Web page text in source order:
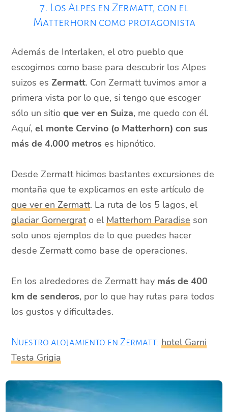
7. Los Alpes en Zermatt, con el
Matterhorn como protagonista
Además de Interlaken, el otro pueblo que
escogimos como base para descubrir los Alpes
suizos esZermatt. Con Zermatt tuvimos amor a
primera vista por lo que, si tengo que escoger
sólo un sitioque ver en Suiza, me quedo con él.
Aquí,el monte Cervino (o Matterhorn) con sus
más de 4.000 metros es hipnótico.
Desde Zermatt hicimos bastantes excursiones de
montaña que te explicamos en este artículo de
que ver en Zermatt. La ruta de los 5 lagos, el
glaciar Gornergrato el Matterhorn Paradise son
solo unos ejemplos de lo que puedes hacer
desde Zermatt como base de operaciones.
En los alrededores de Zermatt hay más de 400
km de senderos, por lo que hay rutas para todos
los gustos y dificultades.
Nuestro alojamiento en Zermatt: hotel Garni
Testa Grigia